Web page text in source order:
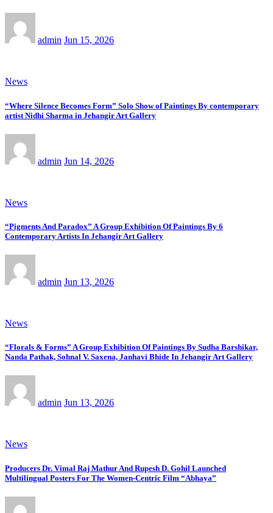
admin Jun 15, 2026
News
“Where Silence Becomes Form” Solo Show of Paintings By contemporary
artist Nidhi Sharma in Jehangir Art Gallery
admin Jun 14, 2026
News
“Pigments And Paradox” A Group Exhibition Of Paintings By 6
Contemporary Artists In Jehangir Art Gallery
admin Jun 13, 2026
News
“Florals & Forms” A Group Exhibition Of Paintings By Sudha Barshikar,
Nanda Pathak, Sohnal V. Saxena, Janhavi Bhide In Jehangir Art Gallery
admin Jun 13, 2026
News
Producers Dr. Vimal Raj Mathur And Rupesh D. Gohil Launched
Multilingual Posters For The Women-Centric Film “Abhaya”